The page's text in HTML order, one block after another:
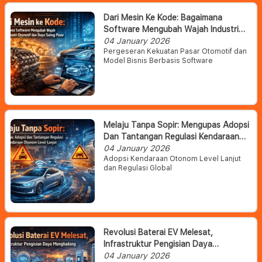
Dari Mesin Ke Kode: Bagaimana
Software Mengubah Wajah Industri
Otomotif Dan Daya Saing Pasar
04 January 2026
Pergeseran Kekuatan Pasar Otomotif dan
Model Bisnis Berbasis Software
Melaju Tanpa Sopir: Mengupas Adopsi
Dan Tantangan Regulasi Kendaraan
Otonom Level Lanjut
04 January 2026
Adopsi Kendaraan Otonom Level Lanjut
dan Regulasi Global
Revolusi Baterai EV Melesat,
Infrastruktur Pengisian Daya
Menghadang
04 January 2026